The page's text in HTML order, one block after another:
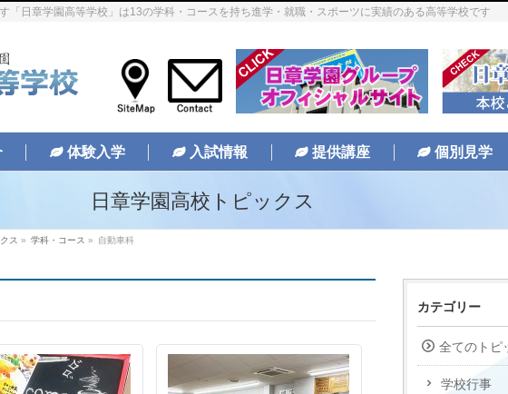
「日章学園高等学校」は13の学科・コースを持ち進学・就職・スポーツに実績のある高等学校です
体験入学 入試情報 提供講座 個別見学
日章学園高校トピックス
ス » 学科・コース » 自動車科
カテゴリー
全てのトピ
学校行事